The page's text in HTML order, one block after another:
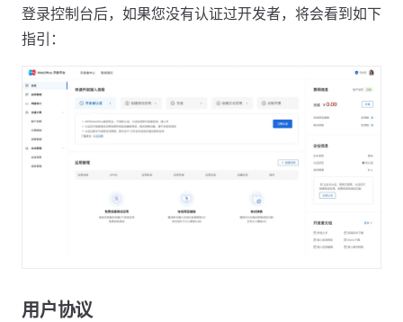
登录控制台后，如果您没有认证过开发者，将会看到如下
指引：
用户协议